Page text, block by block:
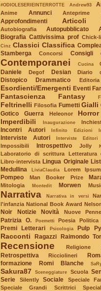
#ODIOLESERIEINTERROTTE Andrew93
Anime Annunci Anteprime
Approfondimenti Articoli
Autobiografia Autopubblicato
Biografia Cattivissima prof Chick-
Cinz Classici Classifica
Stamberga
Concorsi Consigli
Contemporanei Cucina
Daniele Degof Desian Diario
Distopico Drammatico Editoria
Esordienti/Emergenti Eventi
Fantascienza Fantasy
Feltrinelli Filosofia Fumetti Gialli
Gotico
Guerra Heleonor Horror
Imperdibili Inaugurazione
Incontri Autori
Infinito Edizioni
Interviste Autori Interviste Editori
Impossibili
Introspettivo Jolly
Laboratorio di scrittura
Letteratura
Libro-intervista Lingua Originale
Medullina
LiviaClaudia Lorem Ipsum
Pompeo
Man Booker Prize
Mitologia
Montedit Morwen
Narrativa Narrativa in versi
l'infanzia National Book Award
Noir Notizie Novità Nuove Penne
Patrizia O. Poemetti Poesia Politica
Premi Letterari Psicologia Pulp
Racconti Ragazzi Raimondo
Recensione Religione
Retrospettiva Ricciolineri
formazione
Romi Blanche
Sakura87 Sceneggiature Scuola
Serie
Silently Sociale
Speciale
Speciale Grandi Scrittrici